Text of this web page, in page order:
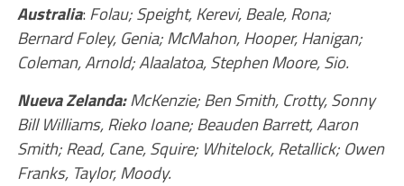
Australia:Folau; Speight, Kerevi, Beale, Rona;
Bernard Foley, Genia; McMahon, Hooper, Hanigan;
Coleman, Arnold; Alaalatoa, Stephen Moore, Sio.
Nueva Zelanda:McKenzie; Ben Smith, Crotty, Sonny
Bill Williams, Rieko Ioane; Beauden Barrett, Aaron
Smith; Read, Cane, Squire; Whitelock, Retallick; Owen
Franks, Taylor, Moody.